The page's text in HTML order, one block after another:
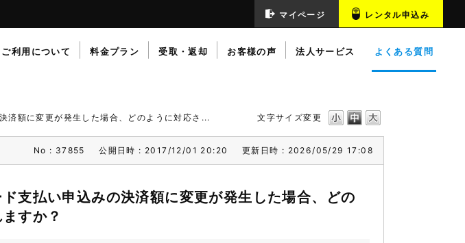
マイページ レンタル申込み
ご利用について 料金プラン 受取・返却 お客様の声 法人サービス よくある質問
文字サイズ変更
済額に変更が発生した場合、どのように対応さ...
No : 37855 公開日時 : 2017/12/01 20:20 更新日時 : 2026/05/29 17:08
支払い申込みの決済額に変更が発生した場合、どの
すか？